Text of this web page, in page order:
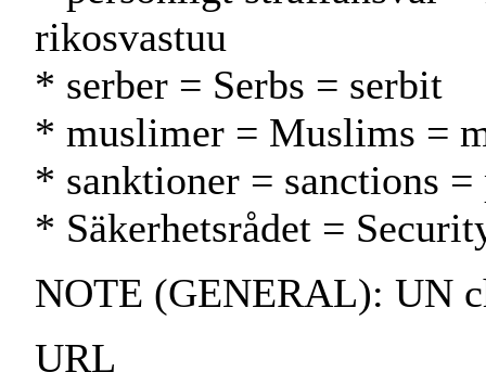
rikosvastuu
* serber = Serbs = serbit
* muslimer = Muslims =
* sanktioner = sanctions =
* Säkerhetsrådet =
NOTE (GENERAL): UN
URL